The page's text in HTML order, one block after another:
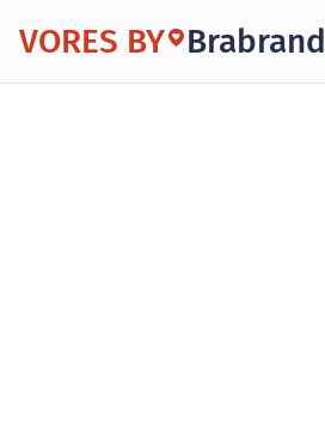
VORES BY Brabrand